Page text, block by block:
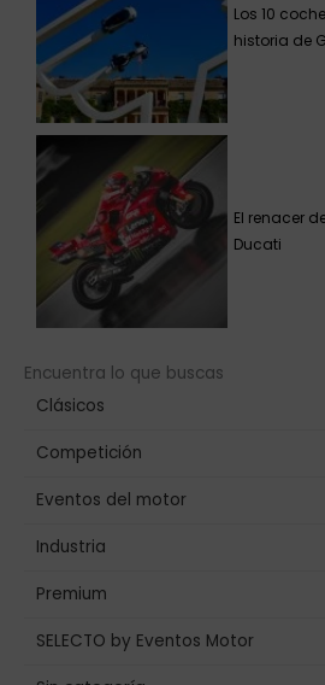
Los 10
historia de
El renacer
Ducati
Encuentra lo que buscas
Clásicos
Competición
Eventos del motor
Industria
Premium
SELECTO by Eventos Motor